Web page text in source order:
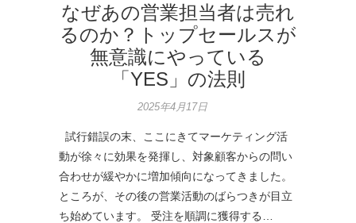
なぜあの営業担当者は売れ
るのか？トップセールスが
無意識にやっている
「YES」の法則
2025年4月17日
試行錯誤の末、ここにきてマーケティング活
動が徐々に効果を発揮し、対象顧客からの問い
合わせが緩やかに増加傾向になってきました。
ところが、その後の営業活動のばらつきが目立
ち始めています。 受注を順調に獲得する…